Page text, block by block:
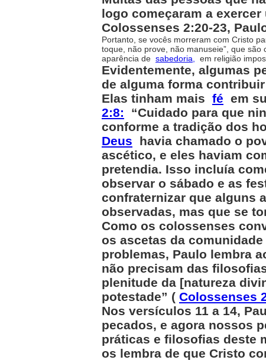
logo começaram a
Colossenses 2:20-23,
Portanto, se vocês morreram com Cristo
toque, não prove, não manuseie”, que
aparência de sabedoria, em religião
Evidentemente, algumas
de alguma forma
Elas tinham mais fé em
2:8: “Cuidado para que
conforme a tradição dos
Deus havia chamado o
ascético, e eles haviam
pretendia. Isso incluía
observar o sábado e as
confraternizar que alguns
observadas, mas que se
Como os colossenses
os ascetas da
problemas, Paulo lembra
não precisam das
plenitude da [natureza
potestade” ( Colossenses
Nos versículos 11 a 14,
pecados, e agora nossos
práticas e filosofias deste
os lembra de que Cristo